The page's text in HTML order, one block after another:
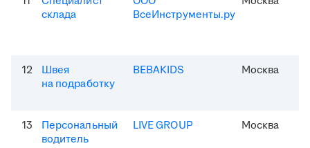
склада
ВсеИнструменты.ру
12
Швея
на подработку
BEBAKIDS Москва
13
Персональный
водитель
LIVE GROUP Москва